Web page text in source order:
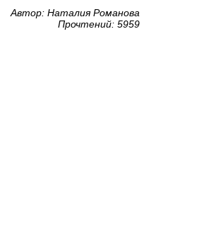
Автор: Наталия Романова
Прочтений: 5959